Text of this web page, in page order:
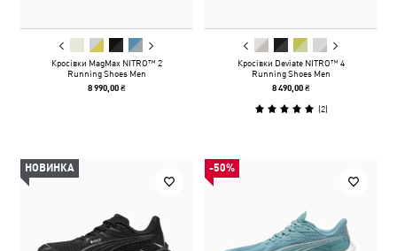
Кросівки MagMax NITRO™ 2
Running Shoes Men
8 990,00 ₴
Кросівки Deviate NITRO™ 4
Running Shoes Men
8 490,00 ₴
(2)
НОВИНКА -50%